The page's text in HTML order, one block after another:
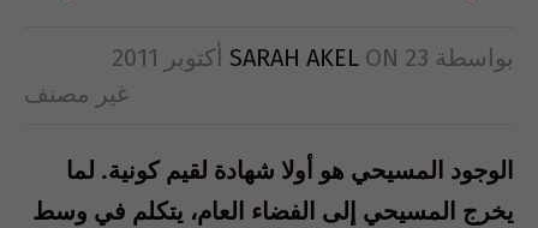
بواسطة SARAH AKEL ON 23 أكتوبر 2011
غير مصنف
الوجود المسيحي هو أولا شهادة لقيم كونية. لما
يخرج المسيحي إلى الفضاء العام، يتكلم في وسط